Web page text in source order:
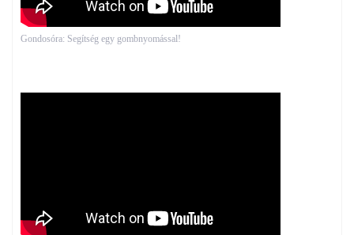
Gondosóra: Segítség egy gombnyomással!